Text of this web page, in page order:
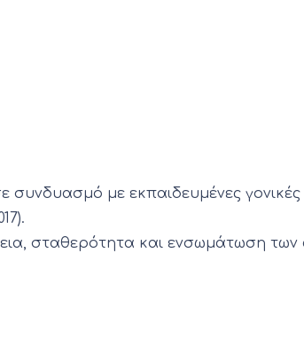
συνδυασμό με εκπαιδευμένες γονικές
σταθερότητα και ενσωμάτωση